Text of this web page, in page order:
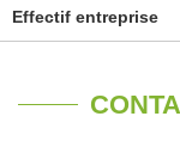
Effectif entreprise